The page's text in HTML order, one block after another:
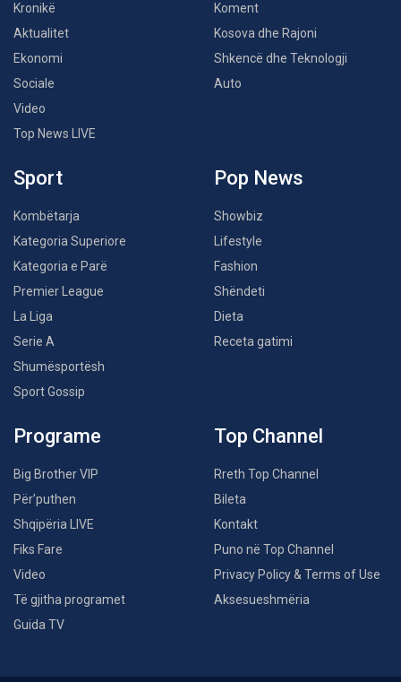
Kronikë
Aktualitet
Ekonomi
Sociale
Video
Top News LIVE
Koment
Kosova dhe Rajoni
Shkencë dhe Teknologji
Auto
Sport
Kombëtarja
Kategoria Superiore
Kategoria e Parë
Premier League
La Liga
Serie A
Shumësportësh
Sport Gossip
Pop News
Showbiz
Lifestyle
Fashion
Shëndeti
Dieta
Receta gatimi
Programe
Big Brother VIP
Për’puthen
Shqipëria LIVE
Fiks Fare
Video
Të gjitha programet
Guida TV
Top Channel
Rreth Top Channel
Bileta
Kontakt
Puno në Top Channel
Privacy Policy & Terms of Use
Aksesueshmëria